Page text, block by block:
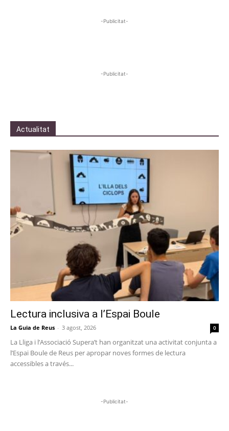
-Publicitat-
-Publicitat-
Actualitat
Lectura inclusiva a l’Espai Boule
La Guia de Reus - 3 agost, 2026 0
La Lliga i l’Associació Supera’t han organitzat una activitat conjunta a
l’Espai Boule de Reus per apropar noves formes de lectura
accessibles a través...
-Publicitat-